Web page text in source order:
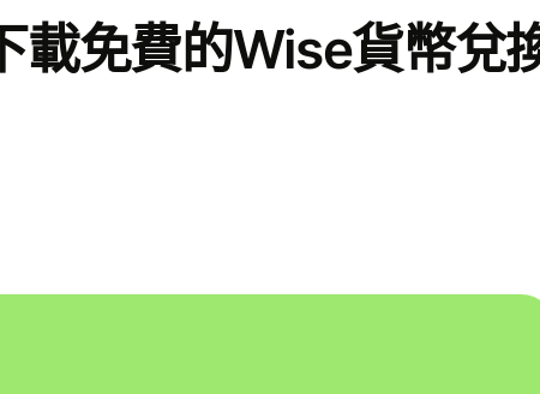
載免費的Wise貨幣兌